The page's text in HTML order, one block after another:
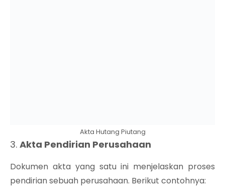
Akta Hutang Piutang
3. Akta Pendirian Perusahaan
Dokumen akta yang satu ini menjelaskan proses
pendirian sebuah perusahaan. Berikut contohnya: